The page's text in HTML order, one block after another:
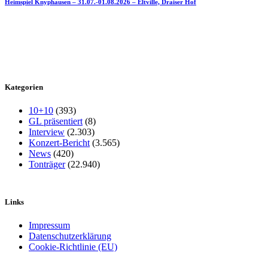
Heimspiel Knyphausen – 31.07.-01.08.2026 – Eltville, Draiser Hof
Kategorien
10+10 (393)
GL präsentiert (8)
Interview (2.303)
Konzert-Bericht (3.565)
News (420)
Tonträger(22.940)
Links
Impressum
Datenschutzerklärung
Cookie-Richtlinie (EU)